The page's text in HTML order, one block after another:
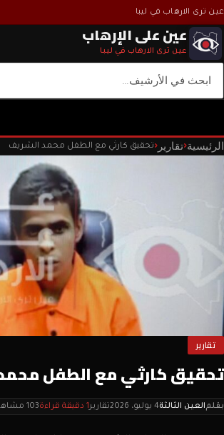
عين ترى الارهاب في ليبا
عين على الإرهاب
عين ترى الارهاب في ليبا
الرئيسية‹تقارير ‹تحقيق كارثي مع الطفل محمد الشريف
تقارير
تحقيق كارثي مع الطفل
بقلمالعين الثالثة4 يوليو، 2026 تقارير 1 دقيقة قراءة 103 مشاهدة